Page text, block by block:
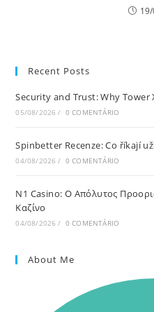
Recent Posts
Security and Trust: Why Tower
05/08/2026 / 0 COMENTÁRIO
Spinbetter Recenze: Co říkají
04/08/2026 / 0 COMENTÁRIO
N1 Casino: Ο Απόλυτος
Καζίνο
04/08/2026 / 0 COMENTÁRIO
About Me